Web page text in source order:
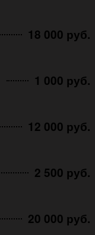
18 000 руб.
1 000 руб.
12 000 руб.
2 500 руб.
20 000 руб.